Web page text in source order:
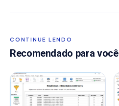
CONTINUE LENDO
Recomendado para você